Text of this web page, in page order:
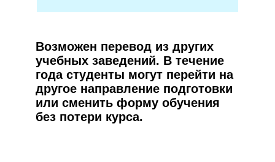
Возможен перевод из других
учебных заведений. В течение
года студенты могут перейти на
другое направление подготовки
или сменить форму обучения
без потери курса.